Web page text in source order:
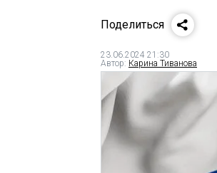
Поделиться
23.06.2024 21:30
Автор: Карина Тиванова